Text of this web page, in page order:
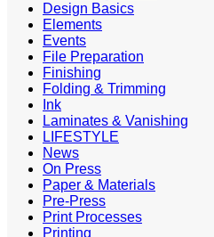
Design Basics
Elements
Events
File Preparation
Finishing
Folding & Trimming
Ink
Laminates & Vanishing
LIFESTYLE
News
On Press
Paper & Materials
Pre-Press
Print Processes
Printing